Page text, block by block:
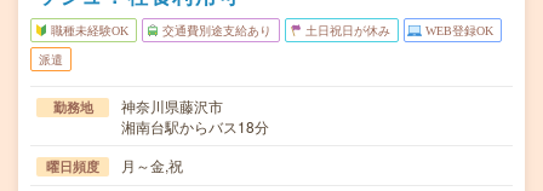
職種未経験OK 交通費別途支給あり 土日祝日が休み WEB登録OK
派遣
勤務地
神奈川県藤沢市
湘南台駅からバス18分
曜日頻度 月～金,祝